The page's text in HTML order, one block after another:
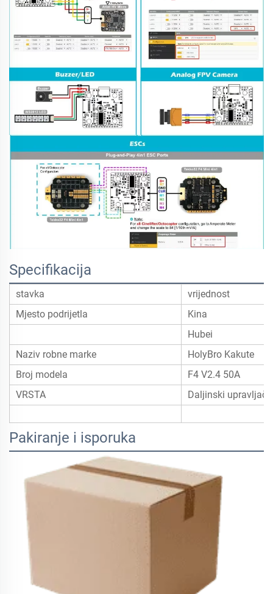
Specifikacija
stavka
vrijednost
Mjesto podrijetla
Kina
Hubei
Naziv robne marke
HolyBro Kakute
Broj modela
F4 V2.4 50A
VRSTA
Daljinski upravljač
Pakiranje i isporuka